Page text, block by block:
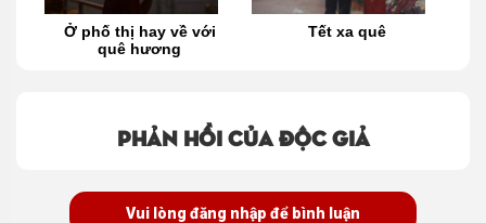
Ở phố thị hay về với
quê hương
Tết xa quê
Phản hồi của độc giả
Vui lòng đăng nhập để bình luận